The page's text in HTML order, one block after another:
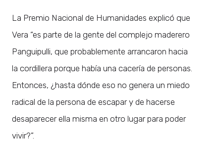
La Premio Nacional de Humanidades explicó que
Vera “es parte de la gente del complejo maderero
Panguipulli, que probablemente arrancaron hacia
la cordillera porque había una cacería de personas.
Entonces, ¿hasta dónde eso no genera un miedo
radical de la persona de escapar y de hacerse
desaparecer ella misma en otro lugar para poder
vivir?”.